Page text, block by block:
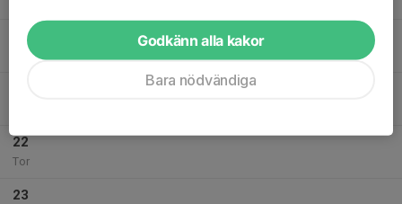
20
22
Tor
23
Godkänn alla kakor
Bara nödvändiga